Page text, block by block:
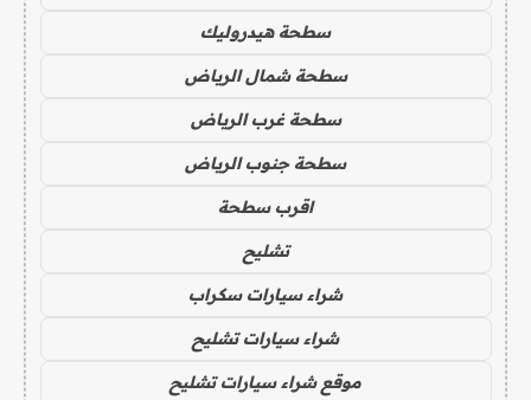
سطحة هيدروليك
سطحة شمال الرياض
سطحة غرب الرياض
سطحة جنوب الرياض
اقرب سطحة
تشليح
شراء سيارات سكراب
شراء سيارات تشليح
موقع شراء سيارات تشليح